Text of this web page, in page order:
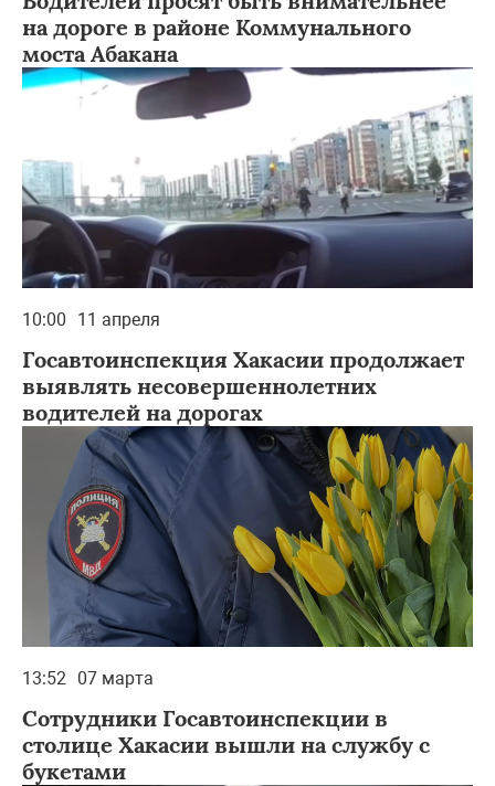
на дороге в районе Коммунального
моста Абакана
10:00 11 апреля
Госавтоинспекция Хакасии продолжает
выявлять несовершеннолетних
водителей на дорогах
13:52 07 марта
Cотрудники Госавтоинспекции в
столице Хакасии вышли на службу с
букетами